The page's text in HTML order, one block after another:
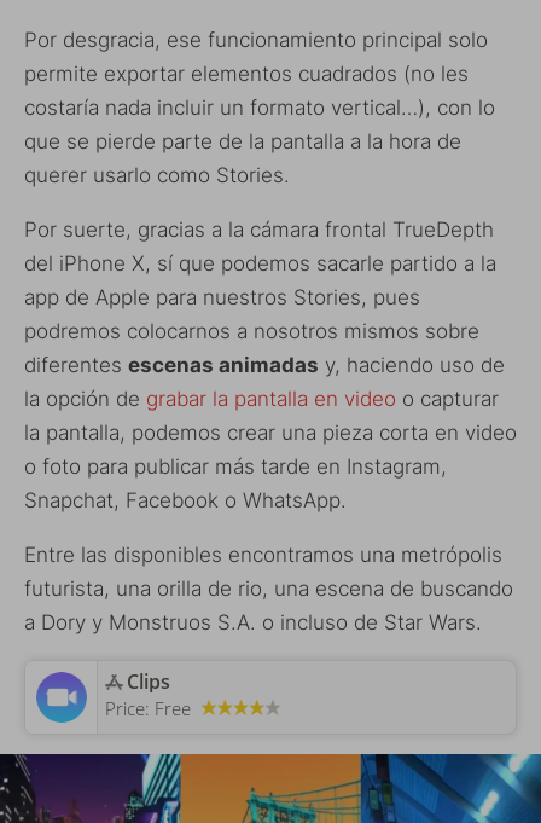
Por desgracia, ese funcionamiento principal solo
permite exportar elementos cuadrados (no les
costaría nada incluir un formato vertical…), con lo
que se pierde parte de la pantalla a la hora de
querer usarlo como Stories.
Por suerte, gracias a la cámara frontal TrueDepth
del iPhone X, sí que podemos sacarle partido a la
app de Apple para nuestros Stories, pues
podremos colocarnos a nosotros mismos sobre
diferentes escenas animadas y, haciendo uso de
la opción de grabar la pantalla en video o capturar
la pantalla, podemos crear una pieza corta en video
o foto para publicar más tarde en Instagram,
Snapchat, Facebook o WhatsApp.
Entre las disponibles encontramos una metrópolis
futurista, una orilla de rio, una escena de buscando
a Dory y Monstruos S.A. o incluso de Star Wars.
‎Clips
Price: Free